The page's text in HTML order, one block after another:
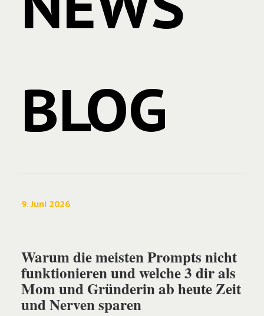
BLOG
9. Juni 2026
Warum die meisten Prompts nicht
funktionieren und welche 3 dir als
Mom und Gründerin ab heute Zeit
und Nerven sparen